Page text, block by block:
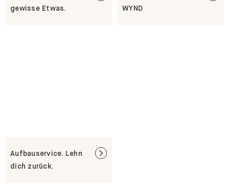
gewisse Etwas.
WYND
Aufbauservice. Lehn
dich zurück.